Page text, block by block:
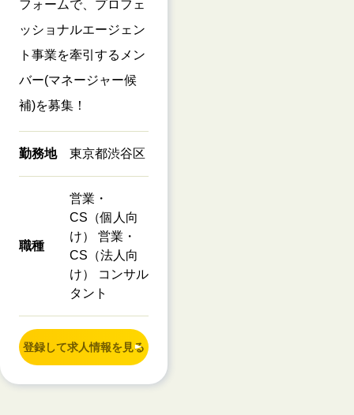
フォームで、プロフェ
ッショナルエージェン
ト事業を牽引するメン
バー(マネージャー候
補)を募集！
勤務地 東京都渋谷区
職種
営業・
CS（個人向
け） 営業・
CS（法人向
け） コンサル
タント
登録して求人情報を見る